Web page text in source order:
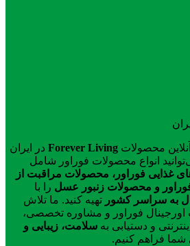
محصولات Forever Living در ایران
انواع محصولات فوراور شامل
غذایی فوراور، محصولات مراقبت از
و محصولات زنبور عسل را با
به سراسر کشور تهیه کنید. ما تلاش
اورجینال فوراور و مشاوره تخصصی،
و دستیابی به سلامت، زیبایی و
شما فراهم کنیم.